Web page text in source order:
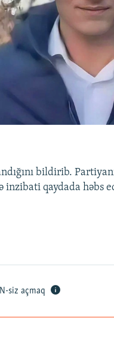
bildirib.
qaydada həbs
siz açmaq